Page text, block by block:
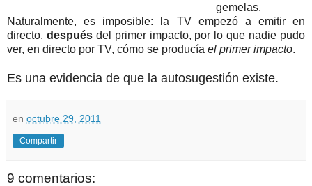
gemelas.
Naturalmente, es imposible: la TV empezó a emitir en
directo, despuésdel primer impacto, por lo que nadie pudo
ver, en directo por TV, cómo se producía el primer impacto.
Es una evidencia de que la autosugestión existe.
en octubre 29, 2011
Compartir
9 comentarios: